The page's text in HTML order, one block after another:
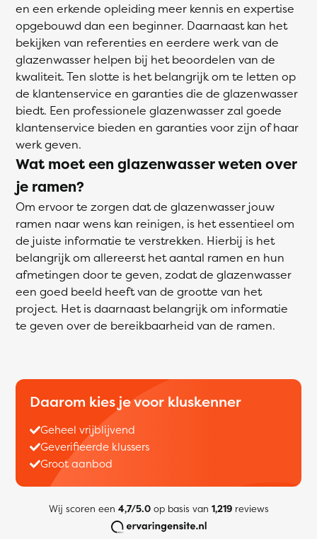
en een erkende opleiding meer kennis en expertise
opgebouwd dan een beginner. Daarnaast kan het
bekijken van referenties en eerdere werk van de
glazenwasser helpen bij het beoordelen van de
kwaliteit. Ten slotte is het belangrijk om te letten op
de klantenservice en garanties die de glazenwasser
biedt. Een professionele glazenwasser zal goede
klantenservice bieden en garanties voor zijn of haar
werk geven.
Wat moet een glazenwasser weten over
je ramen?
Om ervoor te zorgen dat de glazenwasser jouw
ramen naar wens kan reinigen, is het essentieel om
de juiste informatie te verstrekken. Hierbij is het
belangrijk om allereerst het aantal ramen en hun
afmetingen door te geven, zodat de glazenwasser
een goed beeld heeft van de grootte van het
project. Het is daarnaast belangrijk om informatie
te geven over de bereikbaarheid van de ramen.
Daarom kies je voor kluskenner
Geheel vrijblijvend
Geverifieerde klussers
Groot aanbod
Wij scoren een 4,7/5.0op basis van 1,219reviews